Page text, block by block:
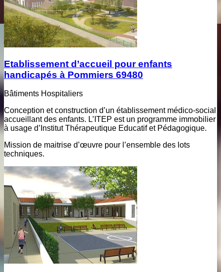
Etablissement d’accueil pour enfants
handicapés à Pommiers 69480
Bâtiments Hospitaliers
Conception et construction d’un établissement médico-social
accueillant des enfants. L’ITEP est un programme immobilier
à usage d’Institut Thérapeutique Educatif et Pédagogique.
Mission de maitrise d’œuvre pour l’ensemble des lots
techniques.